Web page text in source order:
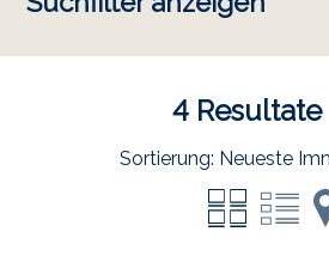
4Resultate
Sortierung: Neueste